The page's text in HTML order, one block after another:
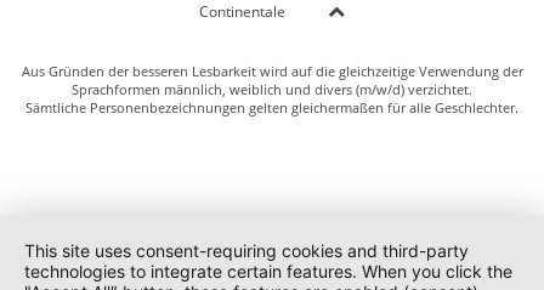
Continentale
Aus Gründen der besseren Lesbarkeit wird auf die gleichzeitige Verwendung der
Sprachformen männlich, weiblich und divers (m/w/d) verzichtet.
Sämtliche Personenbezeichnungen gelten gleichermaßen für alle Geschlechter.
This site uses consent-requiring cookies and third-party
technologies to integrate certain features. When you click the